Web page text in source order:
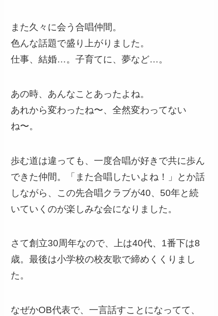
また久々に会う合唱仲間。
色んな話題で盛り上がりました。
仕事、結婚…。子育てに、夢など…。
あの時、あんなことあったよね。
あれから変わったね〜、全然変わってない
ね〜。
歩む道は違っても、一度合唱が好きで共に歩ん
できた仲間。「また合唱したいよね！」とか話
しながら、この先合唱クラブが40、50年と続
いていくのが楽しみな会になりました。
さて創立30周年なので、上は40代、1番下は8
歳。最後は小学校の校友歌で締めくくりまし
た。
なぜかOB代表で、一言話すことになってて、